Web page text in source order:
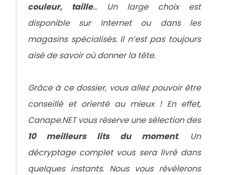
couleur, taille… Un large choix est
disponible sur Internet ou dans les
magasins spécialisés. Il n’est pas toujours
aisé de savoir où donner la tête.
Grâce à ce dossier, vous allez pouvoir être
conseillé et orienté au mieux ! En effet,
Canape.NET vous réserve une sélection des
10 meilleurs lits du moment. Un
décryptage complet vous sera livré dans
quelques instants. Nous vous révélerons